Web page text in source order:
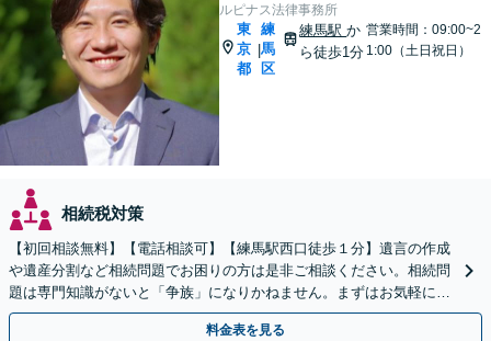
ルピナス法律事務所
東
京
都
|
練
馬
区
練馬駅か
ら徒歩1分
営業時間：09:00~2
1:00（土日祝日）
相続税対策
【初回相談無料】【電話相談可】【練馬駅西口徒歩１分】遺言の作成
や遺産分割など相続問題でお困りの方は是非ご相談ください。相続問
題は専門知識がないと「争族」になりかねません。まずはお気軽にご
相談ください。【中央大学実務講師】
料金表を見る